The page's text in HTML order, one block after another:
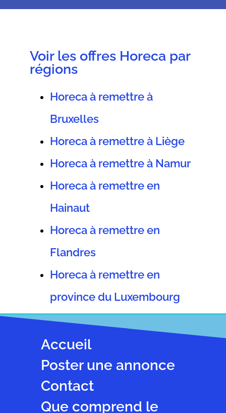
Voir les offres Horeca par
régions
Horeca à remettre à
Bruxelles
Horeca à remettre à Liège
Horeca à remettre à Namur
Horeca à remettre en
Hainaut
Horeca à remettre en
Flandres
Horeca à remettre en
province du Luxembourg
Accueil
Poster une annonce
Contact
Que comprend le